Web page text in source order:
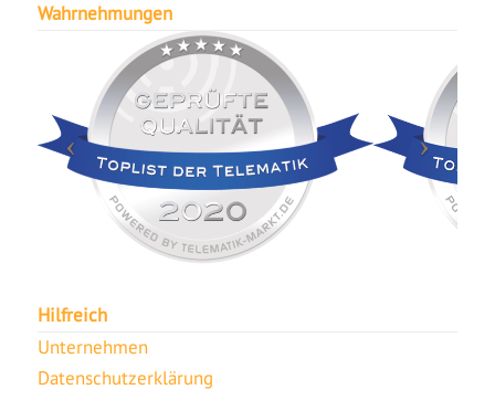
Wahrnehmungen
Hilfreich
Unternehmen
Datenschutzerklärung